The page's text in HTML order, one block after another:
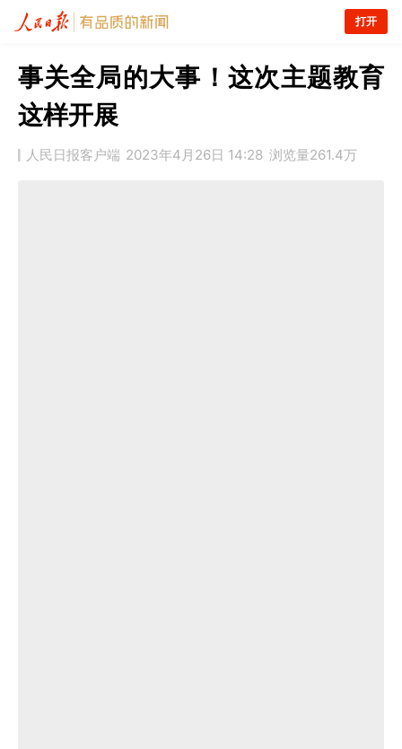
打开
事关全局的大事！这次主题教育
这样开展
人民日报客户端 2023年4月26日 14:28 浏览量261.4万